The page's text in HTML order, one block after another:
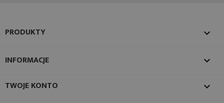
PRODUKTY 
INFORMACJE 
TWOJE KONTO 